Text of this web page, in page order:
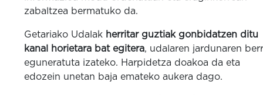
zabaltzea bermatuko da.
Getariako Udalak herritar guztiak gonbidatzen ditu
kanal horietara bat egitera, udalaren jardunaren
eguneratuta izateko. Harpidetza doakoa da eta
edozein unetan baja emateko aukera dago.